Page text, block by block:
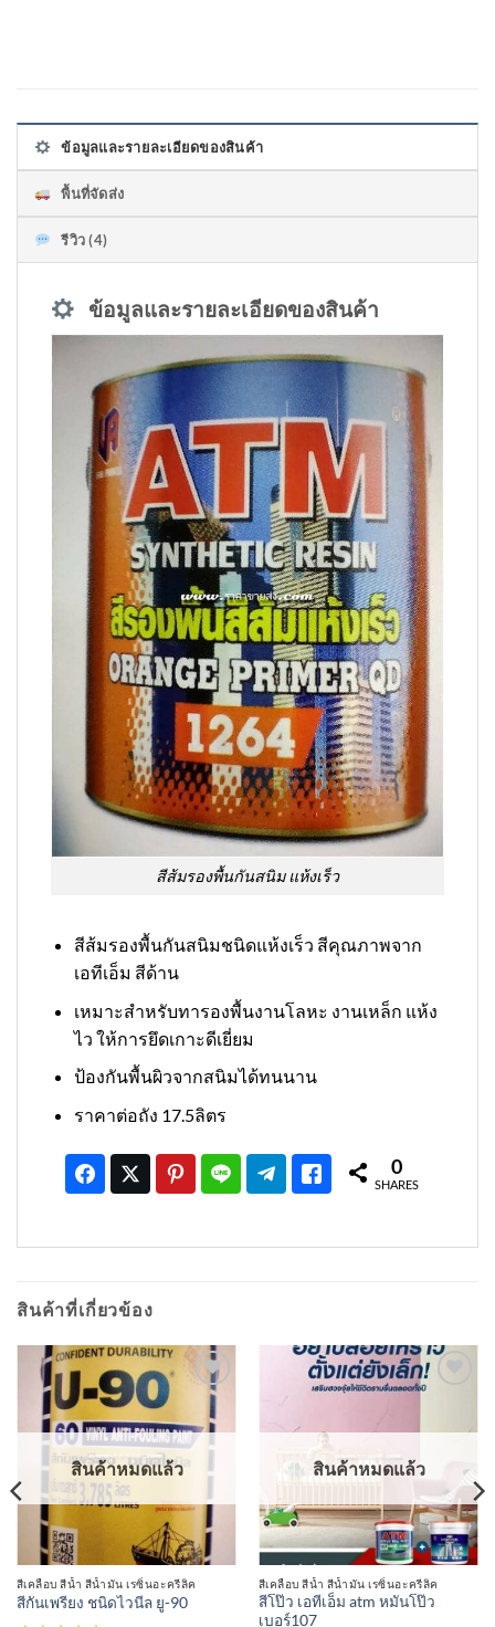
ข้อมูลและรายละเอียดของสินค้า
พื้นที่จัดส่ง
รีวิว (4)
ข้อมูลและรายละเอียดของสินค้า
สีส้มรองพื้นกันสนิม แห้งเร็ว
สีส้มรองพื้นกันสนิมชนิดแห้งเร็ว สีคุณภาพจาก
เอทีเอ็ม สีด้าน
เหมาะสำหรับทารองพื้นงานโลหะ งานเหล็ก แห้ง
ไว ให้การยึดเกาะดีเยี่ยม
ป้องกันพื้นผิวจากสนิมได้ทนนาน
ราคาต่อถัง 17.5ลิตร
0
SHARES
สินค้าที่เกี่ยวข้อง
เพิ่มเข้า
ใน
รายการ
ที่
ติดตาม
สินค้าหมดแล้ว
สีเคลือบ สีน้ำ สีน้ำมัน เรซิ่นอะครีลิค
สีกันเพรียง ชนิดไวนีล ยู-90
ติดตาม
สินค้าหมดแล้ว
สีเคลือบ สีน้ำ สีน้ำมัน เรซิ่นอะครีลิค
สีโป๊ว เอทีเอ็ม atm หมันโป๊ว
เบอร์107